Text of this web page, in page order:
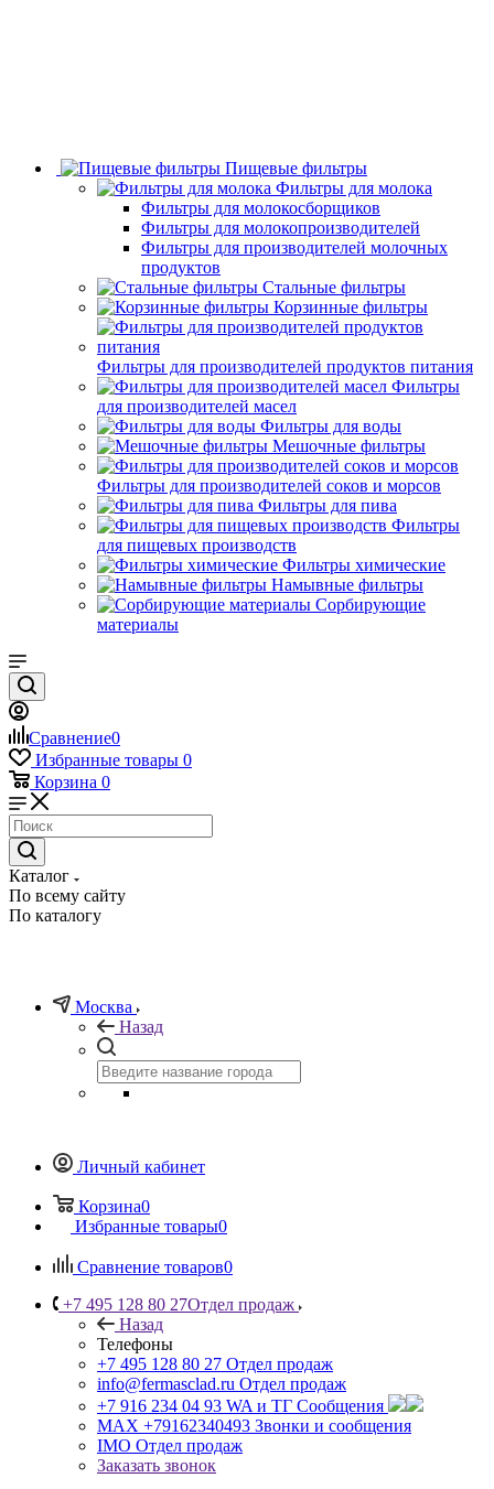
Пищевые фильтры
Фильтры для молока
Фильтры для молокосборщиков
Фильтры для молокопроизводителей
Фильтры для производителей молочных
продуктов
Стальные фильтры
Корзинные фильтры
Фильтры для производителей продуктов питания
Фильтры
для производителей масел
Фильтры для воды
Мешочные фильтры
Фильтры для производителей соков и морсов
Фильтры для пива
Фильтры
для пищевых производств
Фильтры химические
Намывные фильтры
Сорбирующие
материалы
Сравнение0
Избранные товары 0
Корзина 0
Каталог
По всему сайту
По каталогу
Москва
Назад
Личный кабинет
Корзина0
Избранные товары0
Сравнение товаров0
+7 495 128 80 27Отдел продаж
Назад
Телефоны
+7 495 128 80 27 Отдел продаж
info@fermasclad.ru Отдел продаж
+7 916 234 04 93 WA и ТГ Сообщения
MAX +79162340493 Звонки и сообщения
IMO Отдел продаж
Заказать звонок